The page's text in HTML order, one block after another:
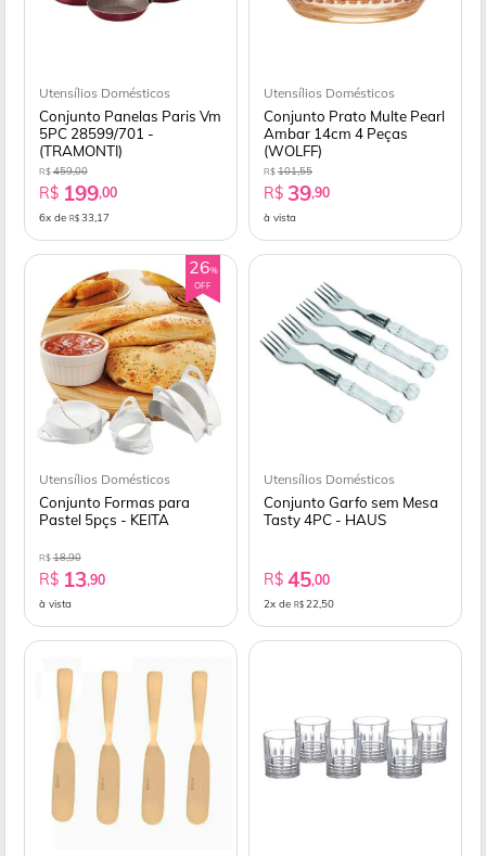
Utensílios Domésticos
Conjunto Panelas Paris Vm
5PC 28599/701 -
(TRAMONTI)
R$459,00
R$ 199,00
6x de R$ 33,17
Utensílios Domésticos
Conjunto Prato Multe Pearl
Ambar 14cm 4 Peças
(WOLFF)
R$ 101,55
R$ 39,90
à vista
26%
OFF
Utensílios Domésticos
Conjunto Formas para
Pastel 5pçs - KEITA
R$18,90
R$ 13,90
à vista
Utensílios Domésticos
Conjunto Garfo sem Mesa
Tasty 4PC - HAUS
R$ 45,00
2x de R$ 22,50